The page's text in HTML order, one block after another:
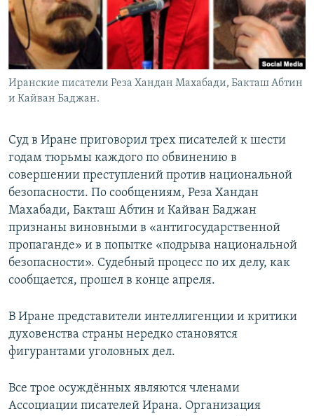
Иранские писатели Реза Хандан Махабади, Бакташ Абтин
и Кайван Баджан.
Суд в Иране приговорил трех писателей к шести
годам тюрьмы каждого по обвинению в
совершении преступлений против национальной
безопасности. По сообщениям, Реза Хандан
Махабади, Бакташ Абтин и Кайван Баджан
признаны виновными в «антигосударственной
пропаганде» и в попытке «подрыва национальной
безопасности». Судебный процесс по их делу, как
сообщается, прошел в конце апреля.
В Иране представители интеллигенции и критики
духовенства страны нередко становятся
фигурантами уголовных дел.
Все трое осуждённых являются членами
Ассоциации писателей Ирана. Организация